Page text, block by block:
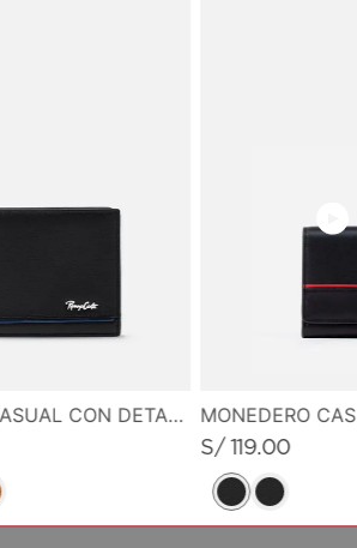
BILLETERA CASUAL CON DETALLE DE LINEA EN CONTRASTE
S/ 119.00